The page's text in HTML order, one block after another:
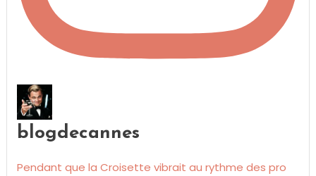
blogdecannes
Pendant que la Croisette vibrait au rythme des pro